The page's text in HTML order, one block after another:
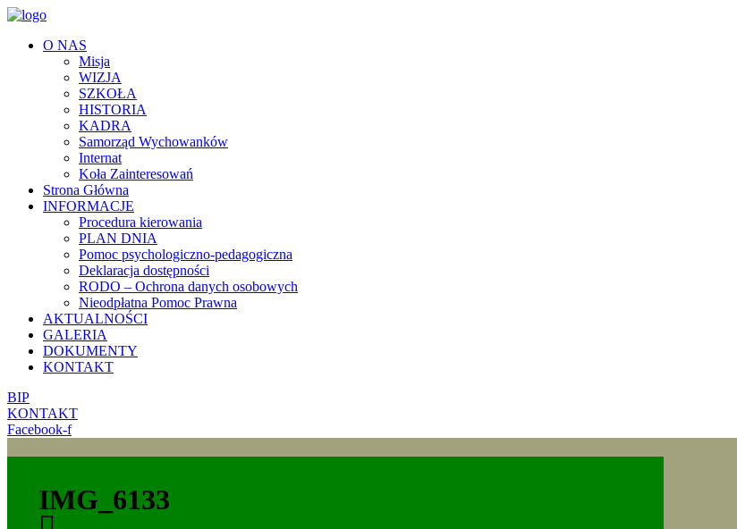
O NAS
Misja
WIZJA
SZKOŁA
HISTORIA
KADRA
Samorząd Wychowanków
Internat
Koła Zainteresowań
Strona Główna
INFORMACJE
Procedura kierowania
PLAN DNIA
Pomoc psychologiczno-pedagogiczna
Deklaracja dostępności
RODO – Ochrona danych osobowych
Nieodpłatna Pomoc Prawna
AKTUALNOŚCI
GALERIA
DOKUMENTY
KONTAKT
BIP
KONTAKT
Facebook-f
IMG_6133